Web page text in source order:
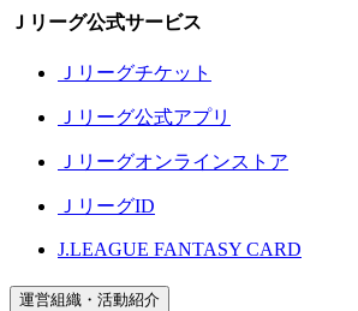
Ｊリーグ公式サービス
Ｊリーグチケット
Ｊリーグ公式アプリ
Ｊリーグオンラインストア
ＪリーグID
J.LEAGUE FANTASY CARD
運営組織・活動紹介